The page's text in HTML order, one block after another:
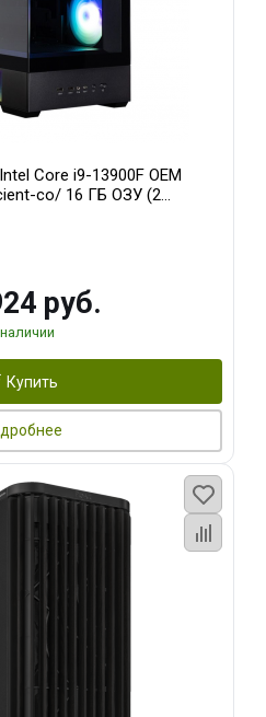
Core i9-13900F OEM
co/ 16 ГБ ОЗУ (2
GDDR6X 384-Bit 3xDP
руб.
Купить